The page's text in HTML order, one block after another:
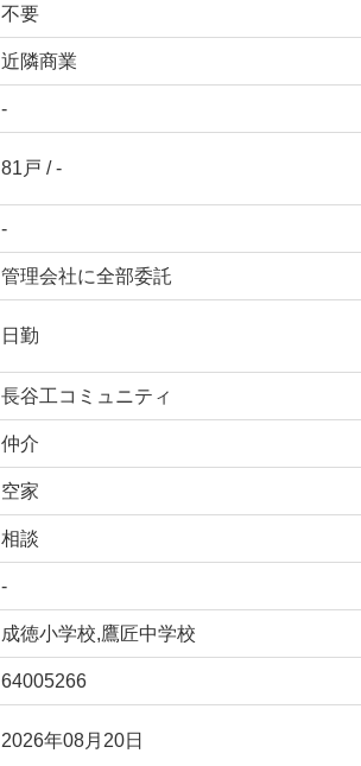
不要
近隣商業
-
81戸 / -
-
管理会社に全部委託
日勤
長谷工コミュニティ
仲介
空家
相談
-
成徳小学校,鷹匠中学校
64005266
2026年08月20日